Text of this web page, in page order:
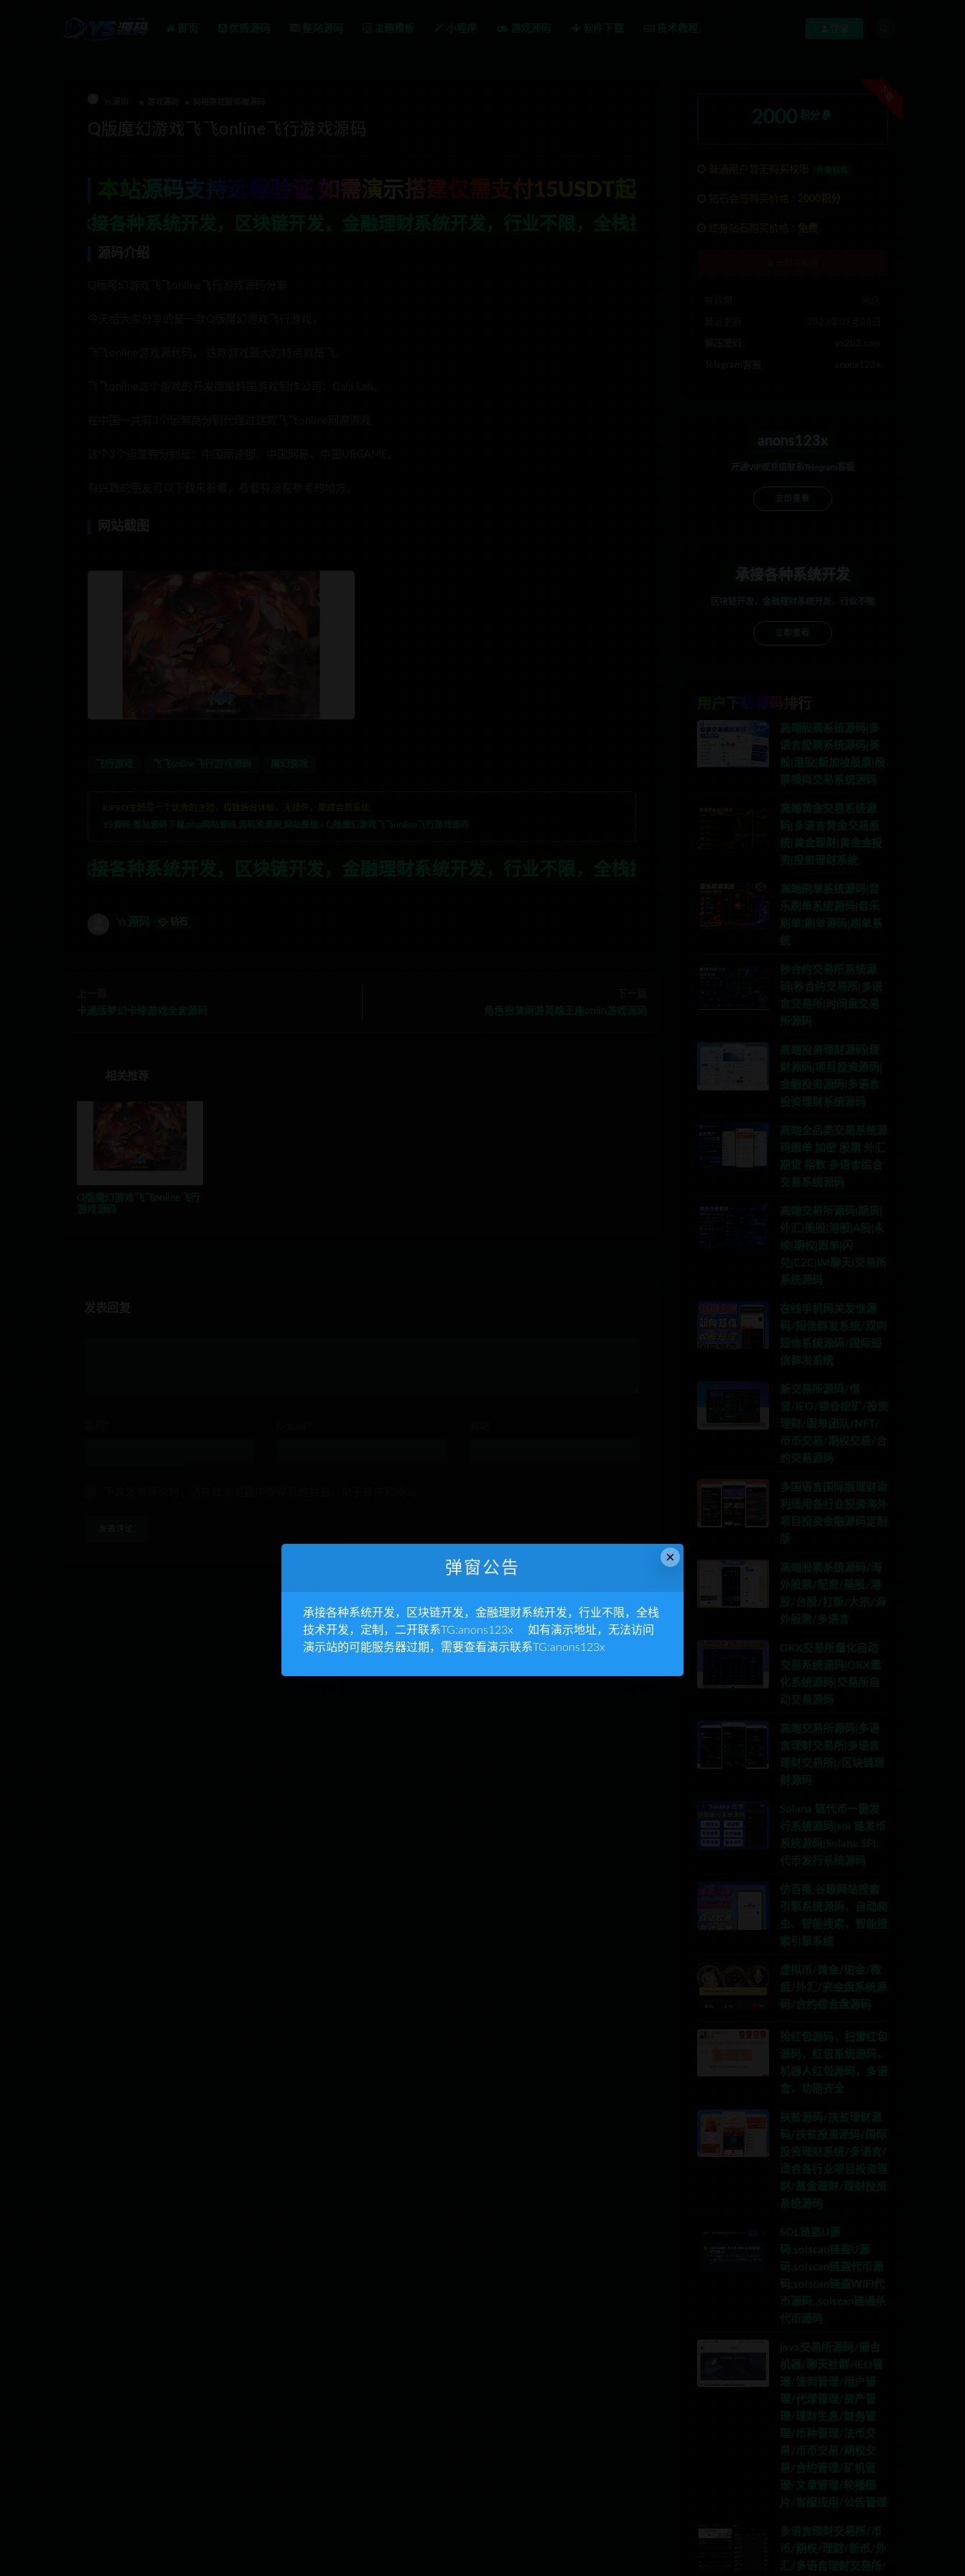
首页 优质源码 整站源码 主题模板 小程序 游戏源码 软件下载 技术教程 登录
Q版魔幻游戏飞飞online飞行游戏源码
本站源码支持远程验证 如需演示搭建仅需支付15USDT起
系统开发，区块链开发，金融理财系统开发，行业不限，全栈技术开发，定制，二开联系TG:anons123x
RIPRO主题是一个优秀的主题，极致后台体验，无插件，集成会员系统
YS源码,整站源码下载,php网站源码,源码资源网,网站模板
Q版魔幻游戏飞飞online飞行游戏源码
系统开发，区块链开发，金融理财系统开发，行业不限，全栈技术开发，定制，二开联系TG:anons123x
Ys源码 钻石
下载
2000 积分
普通用户暂无购买权限
钻石会员购买价格 : 2000积分
终身钻石购买价格 : 免费
anons123x
开通VIP或充值联系Telegram客服
立即查看
承接各种系统开发
区块链开发，金融理财系统开发，行业不限
立即查看
用户下载源码排行
高端股票系统源码|多
语言股票系统源码|美
股|港股|新加坡股票|股
票模拟交易系统源码
高端黄金交易系统源
码|多语言黄金交易系
统|黄金理财|黄金金投
资|投资理财系统
高端刷单系统源码|音
乐刷单系统源码|音乐
刷单|刷单源码|刷单系
统
秒合约交易所系统源
码|秒合约交易所|多语
言交易所|时间盘交易
所源码
高端投资理财源码|理
财源码|项目投资源码|
金融投资源码|多语言
投资理财系统源码
高端全品类交易系统源
码跟单 加密 股票 外汇
期货 指数 多语言综合
交易系统源码
高端交易所源码|期货|
外汇|美股|港股|A股|永
续|期权|跟单|闪
兑|C2C|IM聊天|交易所
系统源码
在线手机网关发信源
码/短信群发系统/双向
短信系统源码/国际短
信群发系统
新交易所源码/借
贷/IEO/锁仓挖矿/投资
理财/跟单团队/NFT/
币币交易/期权交易/合
约交易源码
多国语言国际版理财返
利适用各行业投资海外
项目投资金融源码定制
版
高端股票系统源码/海
外股票/配资/美股/港
股/台股/打新/大宗/海
外股票/多语言
OKX交易所量化自动
交易系统源码|OKX量
化系统源码|交易所自
动交易源码
高端交易所源码|多语
言理财交易所|多语言
理财交易所|/区块链理
财源码
Solana 链代币一键发
行系统源码|sol 链发币
系统源码|Solana SPL
代币发行系统源码
仿百度,谷歌网站搜索
引擎系统源码，自动爬
虫、智能搜索，智能搜
索引擎系统
虚拟币/黄金/铂金/微
盘/外汇/资金盘系统源
码/合约综合盘源码
抢红包源码，扫雷红包
源码，红包系统源码，
机器人红包源码，多语
言，功能齐全
扶贫源码/扶贫理财源
码/扶贫投资源码/国际
投资理财系统/多语言/
适合各行业项目投资理
财/基金理财/理财投资
系统源码
SOL链盗U源
码,solscan链盗U源
码,solscan链盗代币源
码,solscan链盗WIFI代
币源码,,solscan链通杀
代币源码
java交易所源码/撮合
机器/聊天社群/IEO管
理/签到管理/用户管
理/代理管理/资产管
理/理财生息/财务管
理/币种管理/法币交
易/币币交易/期权交
易/合约管理/矿机管
理/文章管理/轮播图
片/客服应用/公告管理
多语言理财交易所/币
币/期权/理财/新币/外
汇/多语言理财交易所/
×
弹窗公告
承接各种系统开发，区块链开发，金融理财系统开发，行业不限，全栈
技术开发，定制，二开联系TG:anons123x 如有演示地址，无法访问
演示站的可能服务器过期，需要查看演示联系TG:anons123x